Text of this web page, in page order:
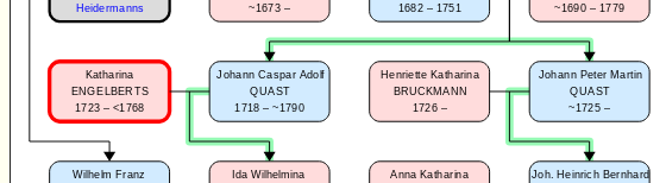
~1690 – 1779
1682 – 1751
Katharina
ENGELBERTS
1723 – <1768
Johann Caspar Adolf
QUAST
1718 – ~1790
Wilhelm Franz
Ida Wilhelmina
Heidermanns
Henriette Katharina
BRUCKMANN
1726 –
Johann Peter Martin
QUAST
~1725 –
Anna Katharina
Joh. Heinrich Bernhard
~1673 –